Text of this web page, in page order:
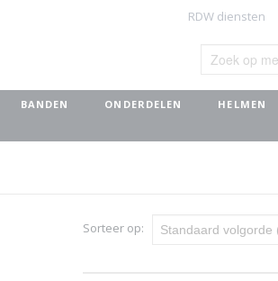
RDW diensten
BANDEN ONDERDELEN HELMEN
Sorteer op: